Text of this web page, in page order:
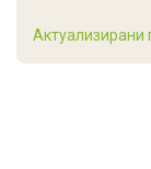
Актуализирани